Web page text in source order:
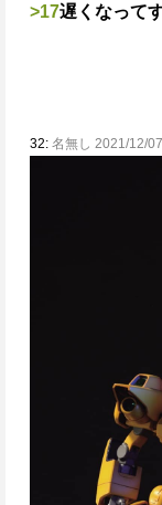
>17遅くなって
32: 名無し 2021/12/